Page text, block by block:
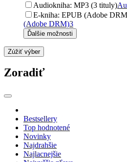
Audiokniha: MP3 (3 tituly)
E-kniha: EPUB (Adobe
(Adobe DRM)3
Ďalšie možnosti
Zúžiť výber
Zoradiť
Bestsellery
Top hodnotené
Novinky
Najdrahšie
Najlacnejšie